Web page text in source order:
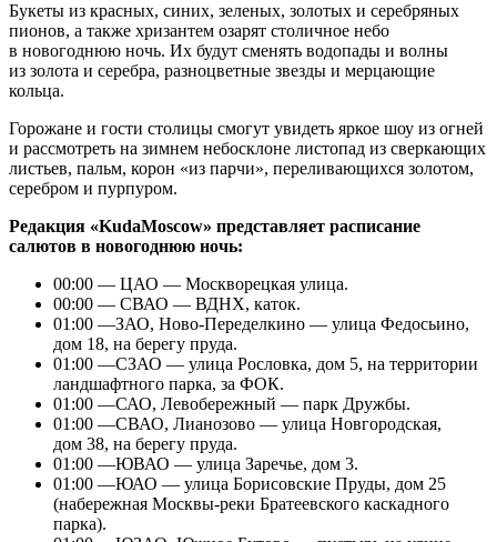
Букеты из красных, синих, зеленых, золотых и серебряных
пионов, а также хризантем озарят столичное небо
в новогоднюю ночь. Их будут сменять водопады и волны
из золота и серебра, разноцветные звезды и мерцающие
кольца.
Горожане и гости столицы смогут увидеть яркое шоу из огней
и рассмотреть на зимнем небосклоне листопад из сверкающих
листьев, пальм, корон «из парчи», переливающихся золотом,
серебром и пурпуром.
Редакция «KudaMoscow» представляет расписание
салютов в новогоднюю ночь:
00:00 — ЦАО — Москворецкая улица.
00:00 — СВАО — ВДНХ, каток.
01:00 —ЗАО, Ново-Переделкино — улица Федосьино,
дом 18, на берегу пруда.
01:00 —СЗАО — улица Рословка, дом 5, на территории
ландшафтного парка, за ФОК.
01:00 —САО, Левобережный — парк Дружбы.
01:00 —СВАО, Лианозово — улица Новгородская,
дом 38, на берегу пруда.
01:00 —ЮВАО — улица Заречье, дом 3.
01:00 —ЮАО — улица Борисовские Пруды, дом 25
(набережная Москвы-реки Братеевского каскадного
парка).